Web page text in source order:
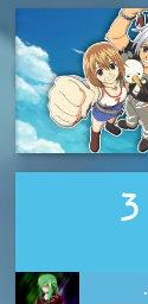
פיירי טייל 2014 פרק 3